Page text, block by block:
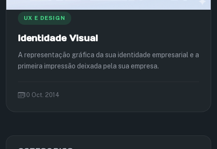
UX E DESIGN
Identidade Visual
A representação gráfica da sua identidade empresarial e a
primeira impressão deixada pela sua empresa.
10 Oct. 2014